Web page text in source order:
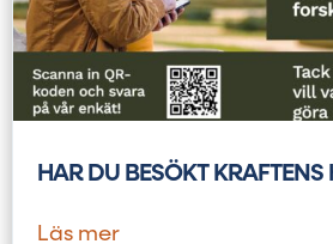
HAR DU BESÖKT KRAFTENS
Läs mer